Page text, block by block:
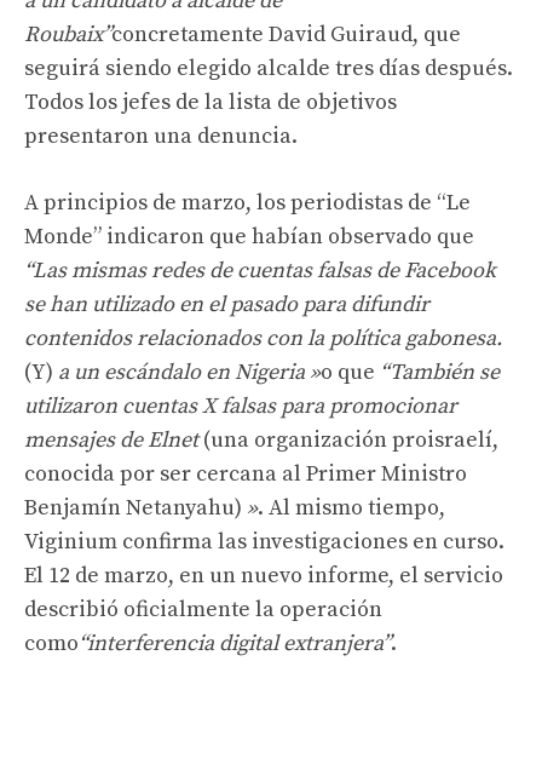
Roubaix”concretamente David Guiraud, que
seguirá siendo elegido alcalde tres días después.
Todos los jefes de la lista de objetivos
presentaron una denuncia.
A principios de marzo, los periodistas de “Le
Monde” indicaron que habían observado que
“Las mismas redes de cuentas falsas de Facebook
se han utilizado en el pasado para difundir
contenidos relacionados con la política gabonesa.
(Y) a un escándalo en Nigeria »o que “También se
utilizaron cuentas X falsas para promocionar
mensajes de Elnet(una organización proisraelí,
conocida por ser cercana al Primer Ministro
Benjamín Netanyahu) ». Al mismo tiempo,
Viginium confirma las investigaciones en curso.
El 12 de marzo, en un nuevo informe, el servicio
describió oficialmente la operación
como“interferencia digital extranjera”.